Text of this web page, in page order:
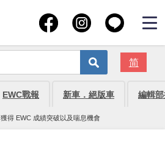
简
EWC戰報 新車．絕版車 編輯
得 EWC 成績突破以及喘息機會